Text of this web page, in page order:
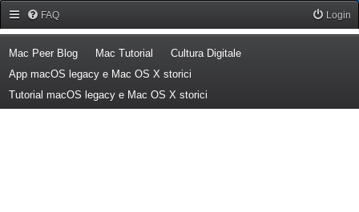
FAQ Login
Mac Peer Blog(Opens a new tab)
Mac Tutorial (Opens a new tab)
Cultura Digitale(Opens a new tab)
App macOS legacy e Mac OS X storici
Tutorial macOS legacy e Mac OS X storici